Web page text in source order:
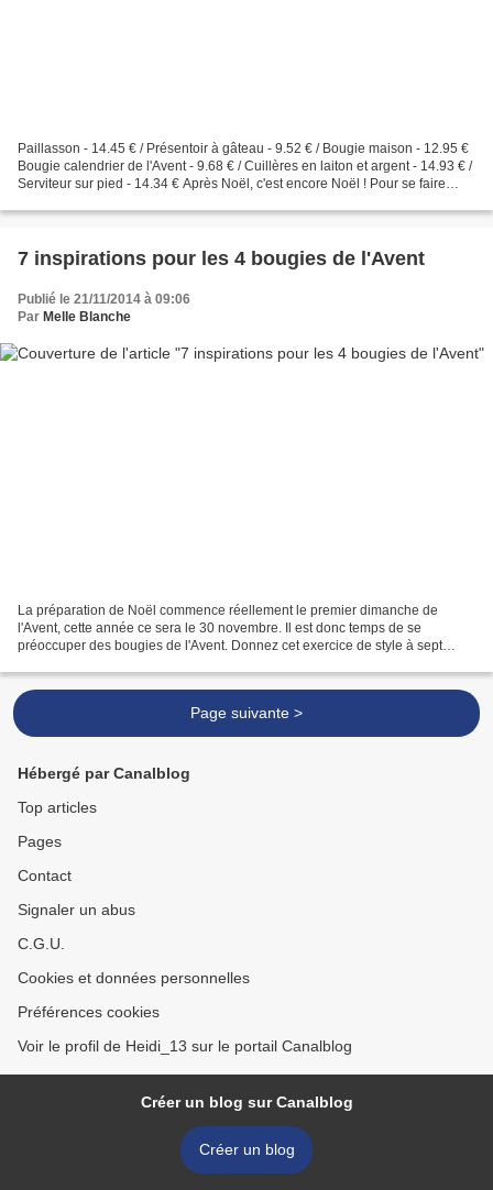
Paillasson - 14.45 € / Présentoir à gâteau - 9.52 € / Bougie maison - 12.95 €
Bougie calendrier de l'Avent - 9.68 € / Cuillères en laiton et argent - 14.93 € /
Serviteur sur pied - 14.34 € Après Noël, c'est encore Noël ! Pour se faire
7 inspirations pour les 4 bougies de l'Avent
Publié le 21/11/2014 à 09:06
Par Melle Blanche
La préparation de Noël commence réellement le premier dimanche de
l'Avent, cette année ce sera le 30 novembre. Il est donc temps de se
préoccuper des bougies de l'Avent. Donnez cet exercice de style à sept
Page suivante >
Hébergé par Canalblog
Top articles
Pages
Contact
Signaler un abus
C.G.U.
Cookies et données personnelles
Préférences cookies
Voir le profil de Heidi_13 sur le portail Canalblog
Créer un blog sur Canalblog
Créer un blog